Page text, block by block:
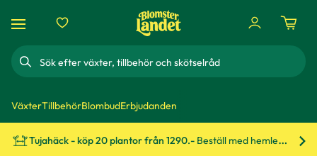
Sök
VäxterTillbehörBlombudErbjudanden
Tujahäck - köp 20 plantor från 1290.- Beställ med hemleverans!